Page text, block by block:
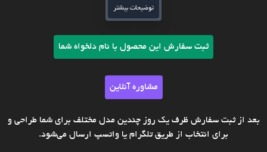
توضیحات بیشتر
ثبت سفارش این محصول با نام دلخواه شما
مشاوره آنلاین
بعد از ثبت سفارش ظرف یک روز چندین مدل مختلف برای شما طراحی و
برای انتخاب از طریق تلگرام یا واتسپ ارسال می‌شود.